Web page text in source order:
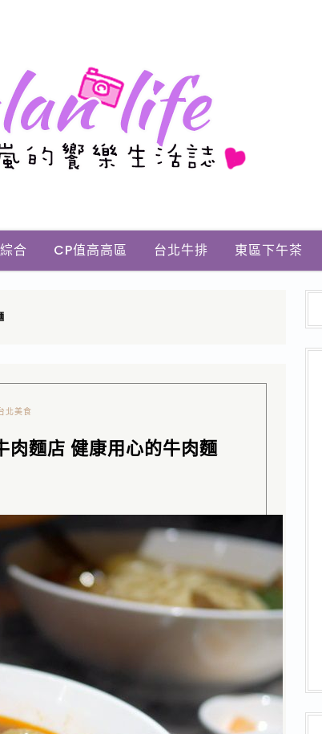
合 CP值高高區 台北牛排 東區下午茶
北美食
肉麵店 健康用心的牛肉麵